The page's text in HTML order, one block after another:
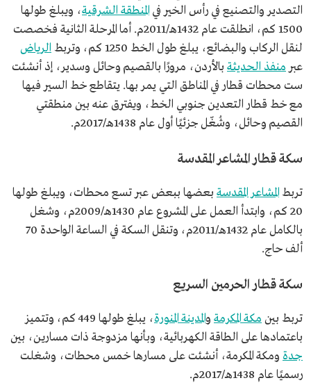
التصدير والتصنيع في رأس الخير في المنطقة الشرقية، ويبلغ طولها
1500 كم، انطلقت عام 1432هـ/2011م. أما المرحلة الثانية فخصصت
لنقل الركاب والبضائع، يبلغ طول الخط 1250 كم، وتربط
الرياض
عبر منفذ الحديثة بالأردن، مرورًا بالقصيم وحائل وسدير، إذ أنشئت
ست محطات قطار في المناطق التي يمر بها. يتقاطع خط السير فيها
مع خط قطار التعدين جنوبي الخط، ويفترق عنه بين منطقتي
القصيم وحائل، وشُغّل جزئيًا أول عام 1438هـ/2017م.
سكة قطار المشاعر المقدسة
تربطالمشاعر المقدسة بعضها ببعض عبر تسع محطات، ويبلغ طولها
20 كم، وابتدأ العمل على المشروع عام 1430هـ/2009م، وشغل
بالكامل عام 1432هـ/2011م، وتنقل السكة في الساعة الواحدة 70
ألف حاج.
سكة قطار الحرمين السريع
تربط بين مكة المكرمة والمدينة المنورة
، يبلغ طولها 449 كم، وتتميز
باعتمادها على الطاقة الكهربائية، وبأنها مزدوجة ذات مسارين، بين
جدة ومكة المكرمة، أنشئت على مسارها خمس محطات، وشغلت
رسميًا عام 1438هـ/2017م.